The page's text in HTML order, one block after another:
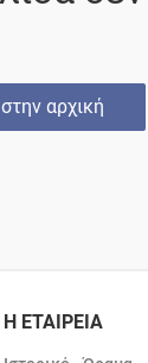
αρχική
Η ΕΤΑΙΡΕΙΑ